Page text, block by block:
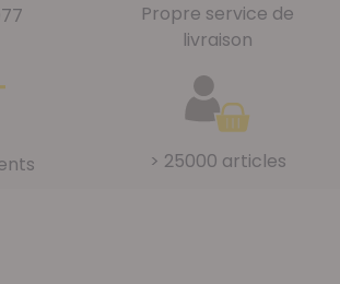
Propre service de
livraison
> 25000 articles